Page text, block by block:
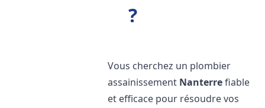
?
Vous cherchez un plombier
assainissement Nanterrefiable
et efficace pour résoudre vos